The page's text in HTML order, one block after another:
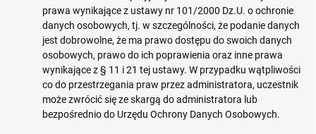
prawa wynikające z ustawy nr 101/2000 Dz.U. o ochronie
danych osobowych, tj. w szczególności, że podanie danych
jest dobrowolne, że ma prawo dostępu do swoich danych
osobowych, prawo do ich poprawienia oraz inne prawa
wynikające z § 11 i 21 tej ustawy. W przypadku wątpliwości
co do przestrzegania praw przez administratora, uczestnik
może zwrócić się ze skargą do administratora lub
bezpośrednio do Urzędu Ochrony Danych Osobowych.